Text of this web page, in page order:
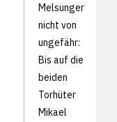
Melsunger
nicht von
ungefähr:
Bis auf die
beiden
Torhüter
Mikael